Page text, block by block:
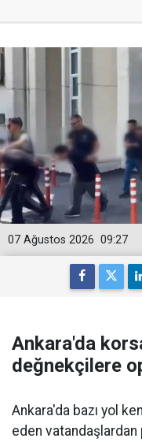
09:27
07 Ağustos 2026
Ankara'da
değnekçilere
Ankara'da bazı yol
eden vatandaşlardan